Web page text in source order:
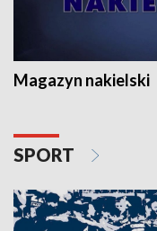
Magazyn nakielski
SPORT